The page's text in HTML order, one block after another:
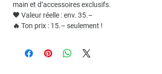
main et d’accessoires exclusifs.
🖤 Valeur réelle : env. 35.–
🔥 Ton prix : 15.– seulement !